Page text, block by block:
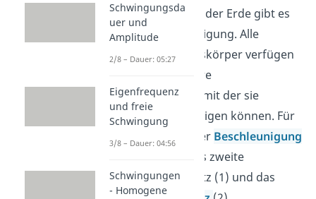
Aber nicht nur auf der Erde gibt es
eine Fallbeschleunigung. Alle
größeren Himmelskörper verfügen
über eine messbare
Gravitationskraft, mit der sie
Massen beschleunigen können. Für
die Berechnung der Beschleunigung
verwendest du das zweite
Newtonsche Gesetz (1) und das
Schwingungsda
uer und
Amplitude
2/8 – Dauer: 05:27
Eigenfrequenz
und freie
Schwingung
3/8 – Dauer: 04:56
Schwingungen
- Homogene